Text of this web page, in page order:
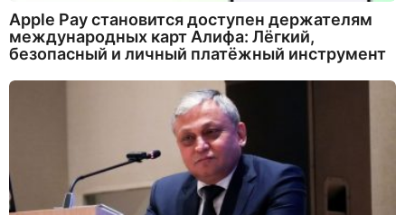
Apple Pay становится доступен держателям
международных карт Алифа: Лёгкий,
безопасный и личный платёжный инструмент